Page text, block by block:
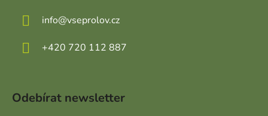
info@vseprolov.cz
+420 720 112 887
Odebírat newsletter